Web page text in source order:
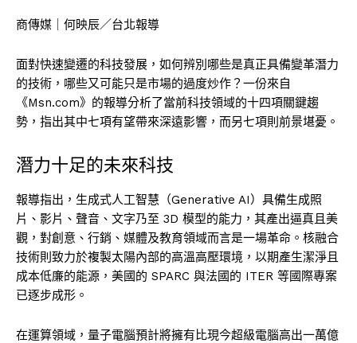
商傳媒｜何映辰／台北報導
面對快速變遷的科技發展，如何辨別哪些是真正具備變革潛力
的技術，哪些又可能只是市場的過度炒作？一份來自
《Msn.com》的報導分析了當前科技領域的十四項關鍵趨
勢，指出其中七項有望帶來深遠影響，而另七項則前景堪憂。
潛力十足的未來科技
報導指出，生成式人工智慧（Generative AI）具備生成照
片、影片、聲音、文字乃至 3D 模型的能力，其產出逼真且美
觀，對創意、行銷、媒體及教育領域而言是一場革命。核融合
技術則致力於複製太陽內部的高溫高壓環境，以期產生潔淨且
成本低廉的能源，美國的 SPARC 與法國的 ITER 等國際專案
已逐步成形。
在運算領域，量子電腦預計將擁有比現今超級電腦高出一萬億